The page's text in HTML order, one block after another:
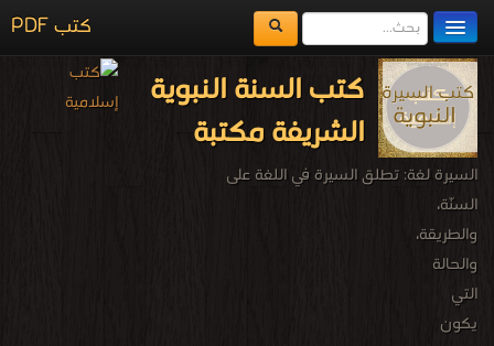
كتب PDF
مكتبة الكتب
المكتبات
يُقرأ حالياً
الفهرس
اضف كتاب
كتب السنة النبوية
الشريفة مكتبة
السيرة لغة: تطلق السيرة في اللغة على
السنّة،
والطريقة،
والحالة
التي
يكون